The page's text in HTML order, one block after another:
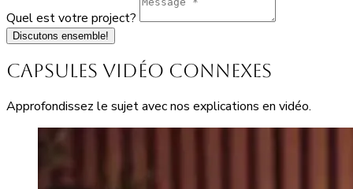
Quel est votre project?
Discutons ensemble!
Capsules vidéo connexes
Approfondissez le sujet avec nos explications en vidéo.